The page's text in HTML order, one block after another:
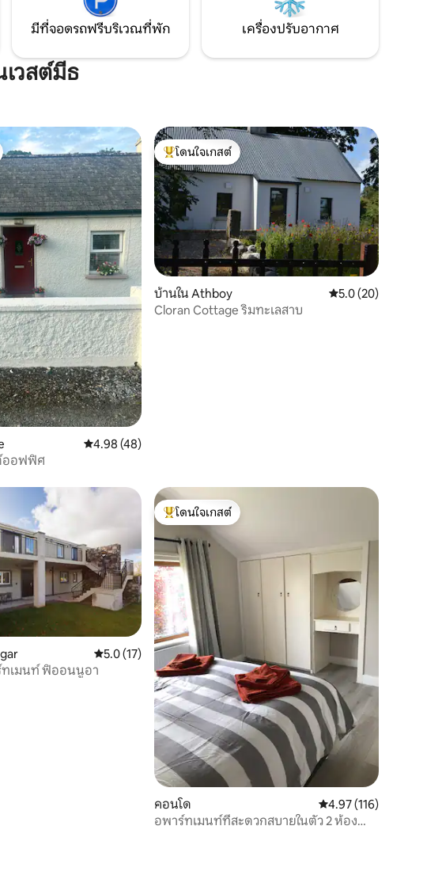
ลลิงการ์ 40 นาที
มีที่จอดรถฟรีบริเวณที่พัก เครื่องปรับอากาศ
วสต์มีธ
ว
คะแนนเฉลี่ย 4.98 จาก 5, 48 รีวิว
4.98 (48)
ออฟฟิศ
โดนใจเกสต์ที่สุด
โดนใจเกสต์
บ้านใน Athboy คะแนนเฉลี่ย 5.0 จาก
5.0 (20)
Cloran Cottage ริมทะเลสาบ
ว
คะแนนเฉลี่ย 5.0 จาก 5, 17 รีวิว
5.0 (17)
ทเมนท์ ฟิออนนูอา
โดนใจเกสต์ที่สุด
โดนใจเกสต์
คอนโด คะแนนเฉลี่ย 4.97 จาก
4.97 (116)
อพาร์ทเมนท์ที่สะดวกสบายในตัว 2 ห้อง